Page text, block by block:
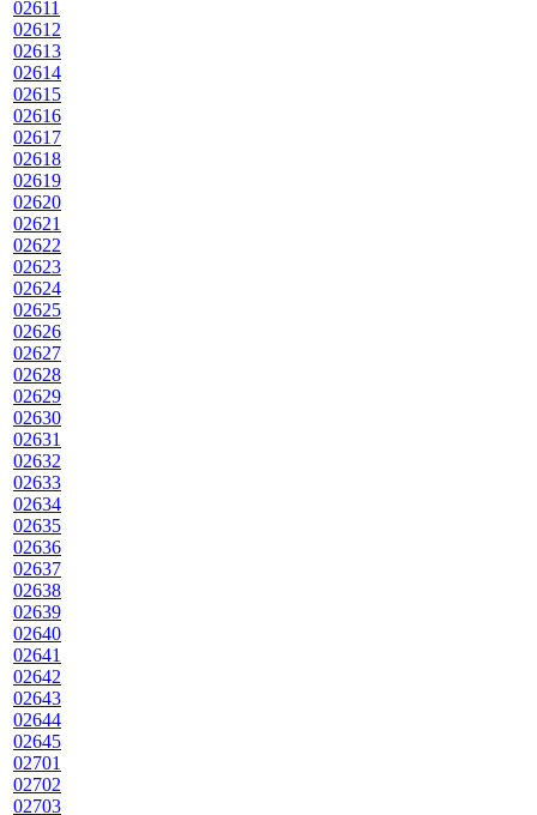
02611
02612
02613
02614
02615
02616
02617
02618
02619
02620
02621
02622
02623
02624
02625
02626
02627
02628
02629
02630
02631
02632
02633
02634
02635
02636
02637
02638
02639
02640
02641
02642
02643
02644
02645
02701
02702
02703